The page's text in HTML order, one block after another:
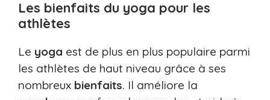
Les bienfaits du yoga pour les
athlètes
Le yoga est de plus en plus populaire parmi
les athlètes de haut niveau grâce à ses
nombreux bienfaits. Il améliore la